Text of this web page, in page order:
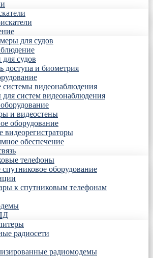
для судов
судов
доступа и биометрия
системы видеонаблюдения
систем видеонаблюдения
и видеостены
оборудование
обеспечение
телефоны
оборудование
к спутниковым телефонам
радиосети
радиомодемы